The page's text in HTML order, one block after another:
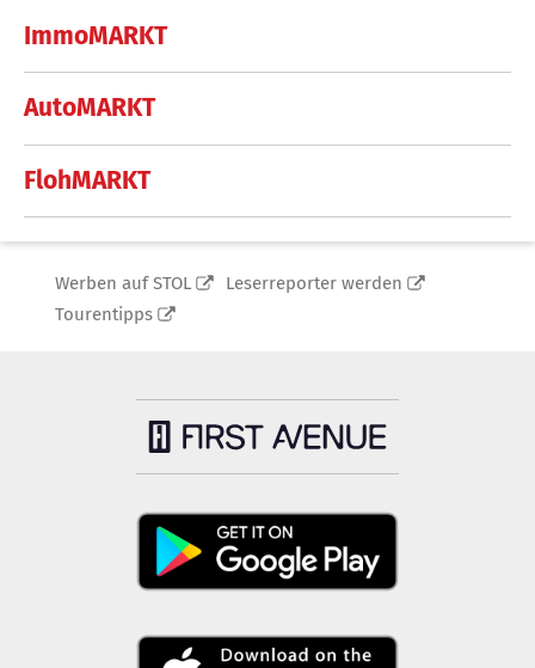
ImmoMARKT
AutoMARKT
FlohMARKT
Werben auf STOL
Leserreporter werden
Tourentipps